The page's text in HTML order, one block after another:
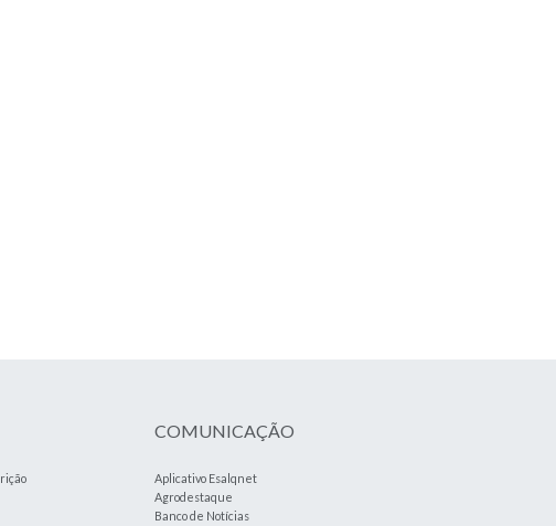
COMUNICAÇÃO
Aplicativo Esalqnet
Agrodestaque
Banco de Notícias